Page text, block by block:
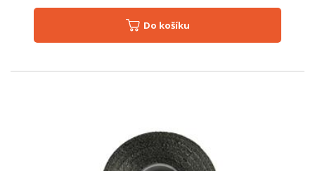
Do košíku